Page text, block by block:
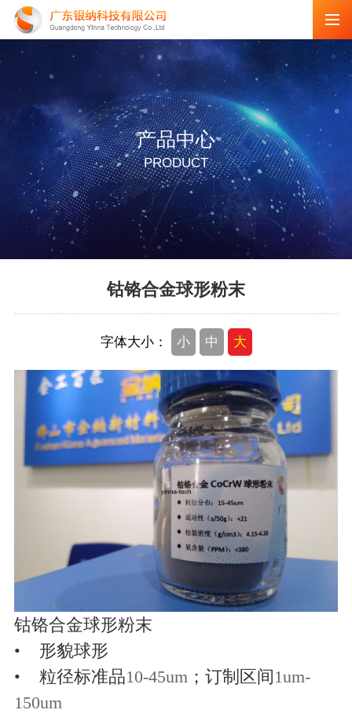
产品中心
PRODUCT
钴铬合金球形粉末
字体大小： 小 中 大
钴铬合金球形粉末
•
形貌球形
•
粒径标准品10-45um ；订制区间1um-
150um